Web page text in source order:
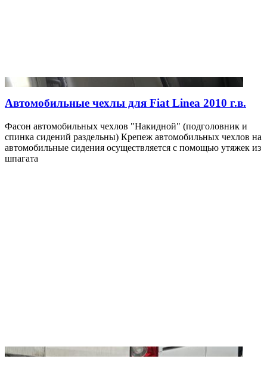
Автомобильные чехлы для Fiat Linea 2010 г.в.
Фасон автомобильных чехлов "Накидной" (подголовник и
спинка сидений раздельны) Крепеж автомобильных чехлов на
автомобильные сидения осуществляется с помощью утяжек из
шпагата